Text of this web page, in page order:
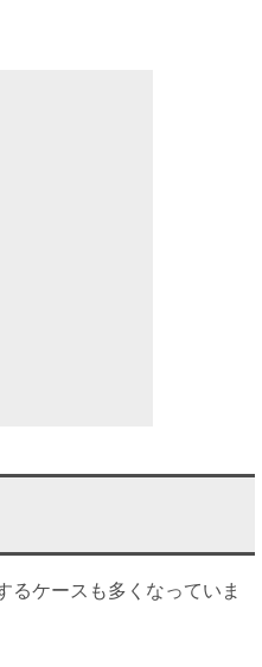
るケースも多くなっていま